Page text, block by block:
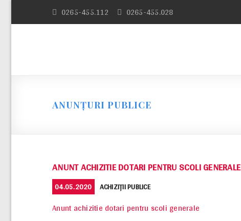
0265-455.112 0265-455.028
ANUNȚURI PUBLICE
ANUNT ACHIZITIE DOTARI PENTRU SCOLI GENERALE
POSTED
ON
04.05.2020 CATEGORIES
ACHIZIȚII PUBLICE
Anunt achizitie dotari pentru scoli generale